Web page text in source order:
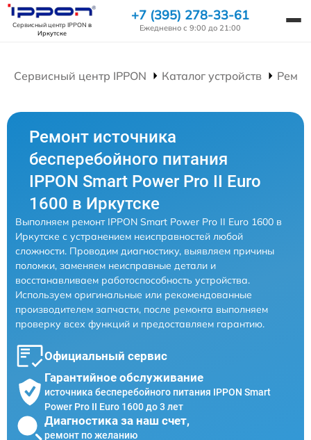
Сервисный центр IPPON в
Иркутске
+7 (395) 278-33-61
Ежедневно с 9:00 до 21:00
Сервисный центр IPPON Каталог устройств
Ремонт источника
бесперебойного питания
IPPON Smart Power Pro II Euro
1600 в Иркутске
Выполняем ремонт IPPON Smart Power Pro II Euro 1600 в
Иркутске с устранением неисправностей любой
сложности. Проводим диагностику, выявляем причины
поломки, заменяем неисправные детали и
восстанавливаем работоспособность устройства.
Используем оригинальные или рекомендованные
производителем запчасти, после ремонта выполняем
проверку всех функций и предоставляем гарантию.
Официальный сервис
Гарантийное обслуживание
источника бесперебойного питания IPPON Smart
Power Pro II Euro 1600 до 3 лет
Диагностика за наш счет,
ремонт по желанию